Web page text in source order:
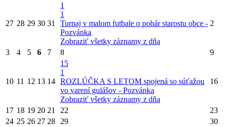
27 28 29 30 31
1
1
Turnaj v malom futbale o pohár starostu obce -
Pozvánka
Zobraziť všetky záznamy z dňa
2
3 4 5 6 7 8 9
10 11 12 13 14
15
1
ROZLÚČKA S LETOM spojená so súťažou
vo varení gulášov - Pozvánka
Zobraziť všetky záznamy z dňa
16
17 18 19 20 21 22
23
24 25 26 27 28 29
30